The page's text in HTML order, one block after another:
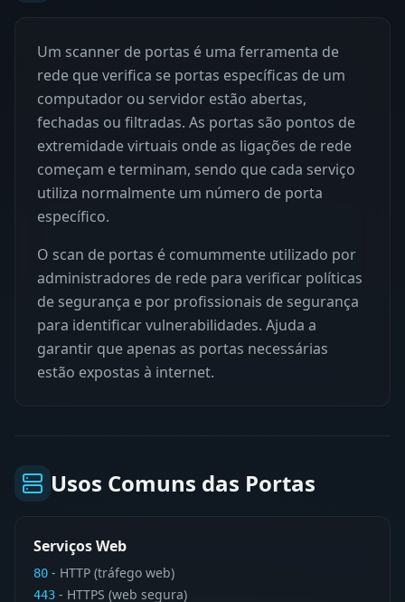
Um scanner de portas é uma ferramenta de
rede que verifica se portas específicas de um
computador ou servidor estão abertas,
fechadas ou filtradas. As portas são pontos de
extremidade virtuais onde as ligações de rede
começam e terminam, sendo que cada serviço
utiliza normalmente um número de porta
específico.
O scan de portas é comummente utilizado por
administradores de rede para verificar políticas
de segurança e por profissionais de segurança
para identificar vulnerabilidades. Ajuda a
garantir que apenas as portas necessárias
estão expostas à internet.
Usos Comuns das Portas
Serviços Web
80 - HTTP (tráfego web)
443 - HTTPS (web segura)